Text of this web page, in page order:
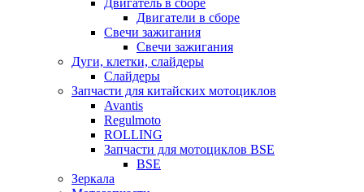
Двигатели в сборе
Свечи зажигания
Свечи зажигания
Дуги, клетки, слайдеры
Слайдеры
Запчасти для китайских мотоциклов
Avantis
Regulmoto
ROLLING
Запчасти для мотоциклов BSE
BSE
Зеркала